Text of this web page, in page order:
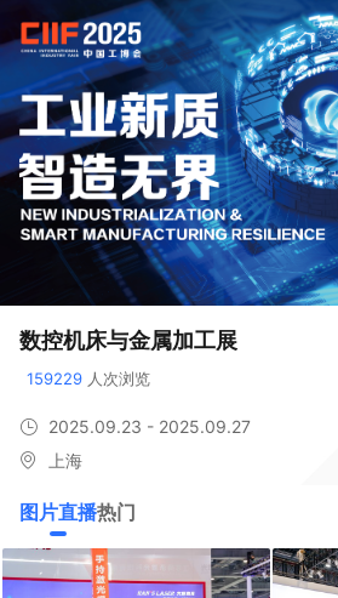
数控机床与金属加工展
159229 人次浏览
2025.09.23 - 2025.09.27
上海
图片直播热门